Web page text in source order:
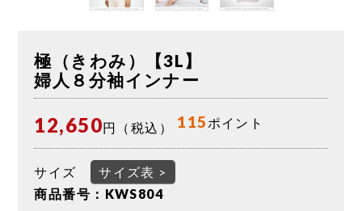
極（きわみ）【3L】
婦人８分袖インナー
12,650円（税込） 115 ポイント
サイズ
サイズ表 >
商品番号：KWS804